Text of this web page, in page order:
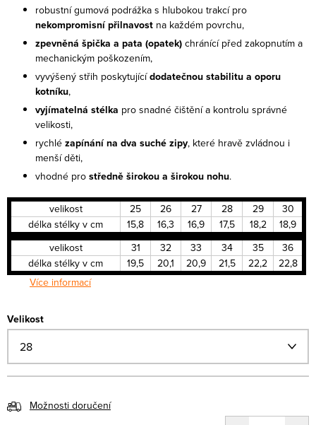
robustní gumová podrážka s hlubokou trakcí pro
nekompromisní přilnavost na každém povrchu,
zpevněná špička a pata (opatek) chránící před zakopnutím a
mechanickým poškozením,
vyvýšený střih poskytujícídodatečnou stabilitu a oporu
kotníku,
vyjímatelná stélka pro snadné čištění a kontrolu správné
velikosti,
rychlé zapínání na dva suché zipy, které hravě zvládnou i
menší děti,
vhodné pro středně širokou a širokou nohu.
velikost 25 26 27 28 29
30
délka stélky v cm
15,8 16,3 16,9 17,5 18,2
18,9
velikost
31 32 33 34 35
36
délka stélky v cm
19,5 20,1 20,9 21,5 22,2
22,8
Více informací
Velikost
Možnosti doručení